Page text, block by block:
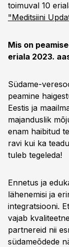
toimuval 10
"Meditsiini
Mis on
eriala 2023.
Südame-
peamine
Eestis ja
majanduslik
enam haibitud
ravi kui ka
tuleb tegeleda!
Ennetus ja
lähenemisi ja
integratsiooni.
vajab
partnereid nii
südameõdede